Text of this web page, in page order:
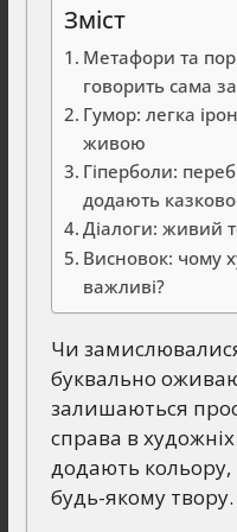
Зміст
Метафори та
говорить сама
Гумор: легка
живою
Гіперболи:
додають
Діалоги: живий
Висновок: чому
важливі?
Чи
буквально
залишаються
справа в
додають
будь-якому твору.